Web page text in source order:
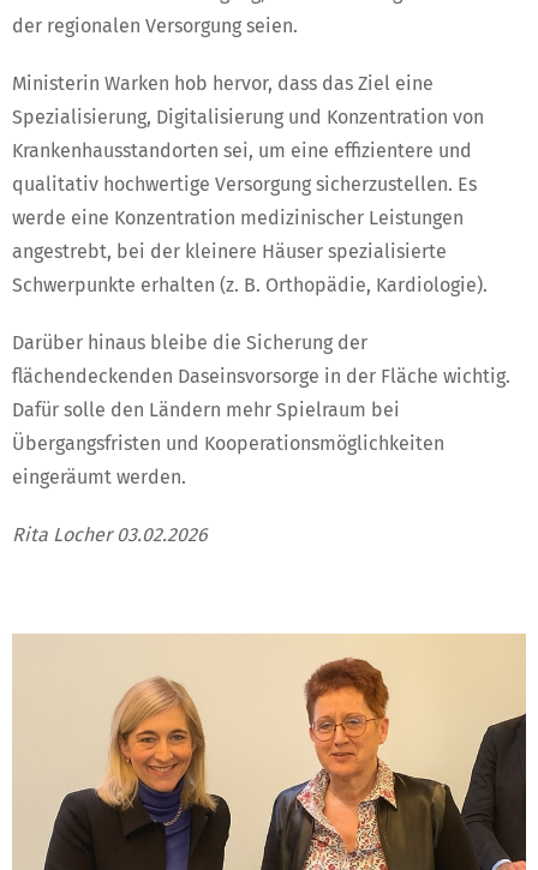
der regionalen Versorgung seien.
Ministerin Warken hob hervor, dass das Ziel eine
Spezialisierung, Digitalisierung und Konzentration von
Krankenhausstandorten sei, um eine effizientere und
qualitativ hochwertige Versorgung sicherzustellen. Es
werde eine Konzentration medizinischer Leistungen
angestrebt, bei der kleinere Häuser spezialisierte
Schwerpunkte erhalten (z. B. Orthopädie, Kardiologie).
Darüber hinaus bleibe die Sicherung der
flächendeckenden Daseinsvorsorge in der Fläche wichtig.
Dafür solle den Ländern mehr Spielraum bei
Übergangsfristen und Kooperationsmöglichkeiten
eingeräumt werden.
Rita Locher 03.02.2026